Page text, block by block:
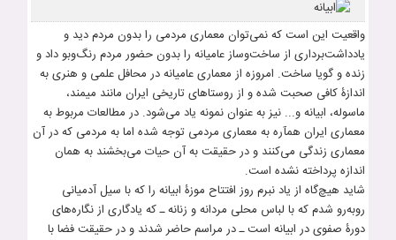
واقعیت این است که نمی‌توان معماری مردمی را بدون مردم دید و
یادداشت‌برداری از ساخت‌و‌ساز عامیانه را بدون حضور مردم رنگ‌و‌بو داد و
زنده و گویا ساخت. امروزه از معماری عامیانه در محافل علمی و هنری به
اندازۀ کافی صحبت شده و از روستاهای تاریخی ایران مانند میمند،
ماسوله، ابیانه و... نیز به عنوان نمونه یاد می‌شود. در مطالعات مربوط به
معماری ایران همآره به معماری مردمی توجه شده اما به مردمی که در آن
معماری زندگی می‌کنند و در حقیقت به آن حیات می‌بخشند به همان
اندازه پرداخته نشده است.
شاید هیچ‌گاه از یاد نبرم روز افتتاح موزۀ ابیانه را که با سیل آدمیانی
روبه‌رو شدم که با لباس محلی مردانه و زنانه ـ که یادگاری از نگاره‌های
دورۀ صفوی در ابیانه است ـ در مراسم حاضر شدند و در حقیقت فضا با